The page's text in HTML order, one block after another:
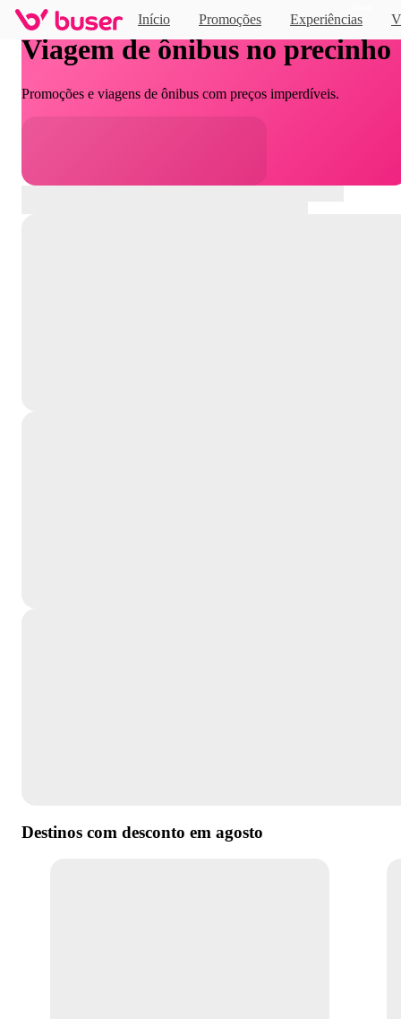
Início Promoções Experiências
Viagem de ônibus no precinho
Promoções e viagens de ônibus com preços imperdíveis.
Destinos com desconto em agosto